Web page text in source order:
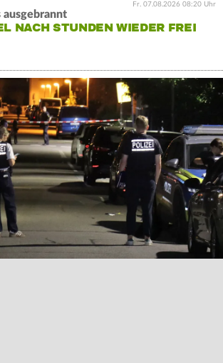
Fr. 07.08.2026 08:20 Uhr
NACH STUNDEN WIEDER FREI